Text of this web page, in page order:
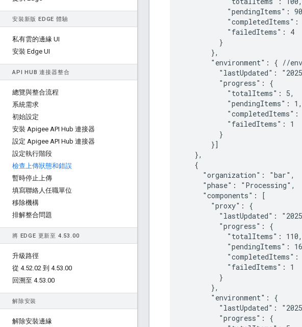
安裝新版 EDGE 體驗
私有雲的邊緣 UI
安裝 Edge UI
API HUB 連接器整合
總覽與整合流程
系統需求
初始設定
安裝 Apigee API Hub 連接器
設定 Apigee API Hub 連接器
設定執行階段
檢查上傳狀態和錯誤
暫時停止上傳
填寫聯絡人任職單位
移除機構
排解整合問題
將 EDGE 更新至 4.53 .00
升級路徑
從 4.52.02 到 4.53.00
回溯至 4.53.00
解除安裝
解除安裝邊緣
"pendingItems":
"completedItems":
           "failedItems": 4
         }
       },
"environment": { //
"lastUpdated":
         "progress": {
           "totalItems": 5,
           "pendingItems": 1,
"completedItems":
           "failedItems": 1
         }
       }]
   },
   {
     "organization": "bar",
     "phase": "Processing",
     "components": [
       "proxy": {
"lastUpdated":
         "progress": {
           "totalItems": 110,
"pendingItems":
"completedItems":
           "failedItems": 1
         }
       },
       "environment": {
"lastUpdated":
         "progress": {